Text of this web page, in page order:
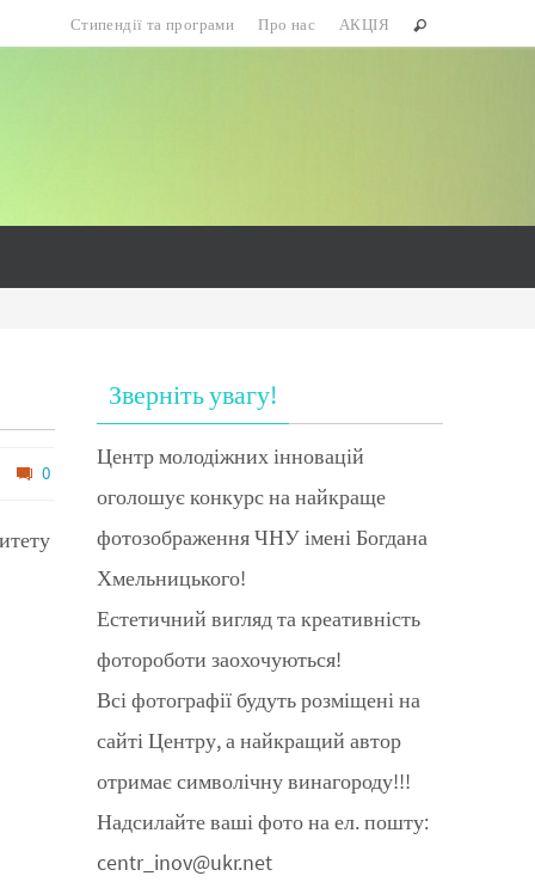
Стипендії та програми Про нас АКЦІЯ
0
Зверніть увагу!
Центр молодіжних інновацій
оголошує конкурс на найкраще
фотозображення ЧНУ імені Богдана
Хмельницького!
Естетичний вигляд та креативність
фотороботи заохочуються!
Всі фотографії будуть розміщені на
сайті Центру, а найкращий автор
отримає символічну винагороду!!!
Надсилайте ваші фото на ел. пошту:
centr_inov@ukr.net